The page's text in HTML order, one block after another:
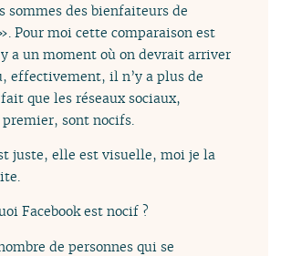
sommes des bienfaiteurs de
Pour moi cette comparaison est
a un moment où on devrait arriver
effectivement, il n’y a plus de
que les réseaux sociaux,
premier, sont nocifs.
juste, elle est visuelle, moi je la
Facebook est nocif ?
de personnes qui se